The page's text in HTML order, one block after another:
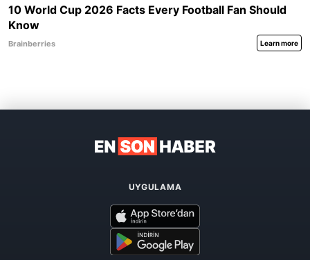
UYGULAMA